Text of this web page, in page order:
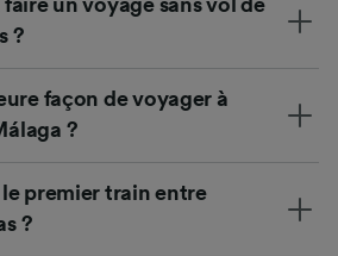
faire un voyage sans vol de
?
façon de voyager à
?
premier train entre
?